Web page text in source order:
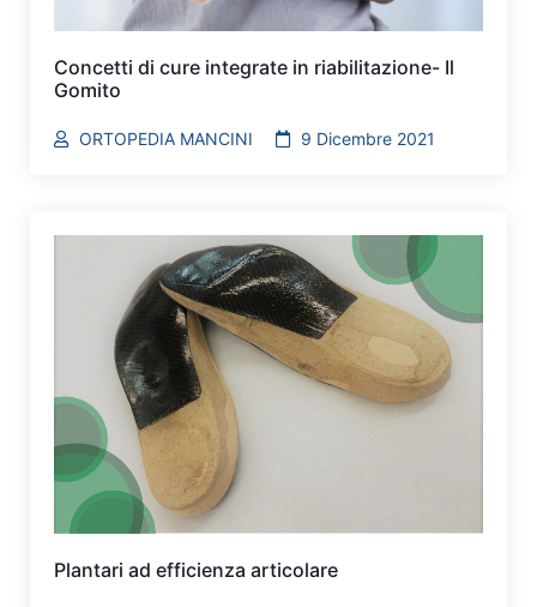
Concetti di cure integrate in riabilitazione- Il
Gomito
ORTOPEDIA MANCINI 9 Dicembre 2021
Plantari ad efficienza articolare